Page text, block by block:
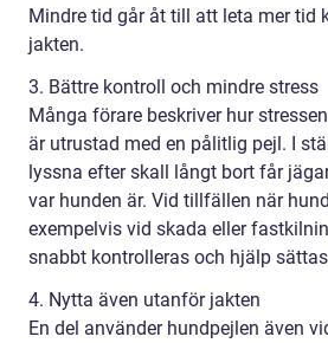
Mindre tid går åt till att leta mer tid
jakten.
3. Bättre kontroll och mindre stress
Många förare beskriver hur
är utrustad med en pålitlig pejl. I
lyssna efter skall långt bort får
var hunden är. Vid tillfällen när
exempelvis vid skada eller
snabbt kontrolleras och hjälp
4. Nytta även utanför jakten
En del använder hundpejlen även